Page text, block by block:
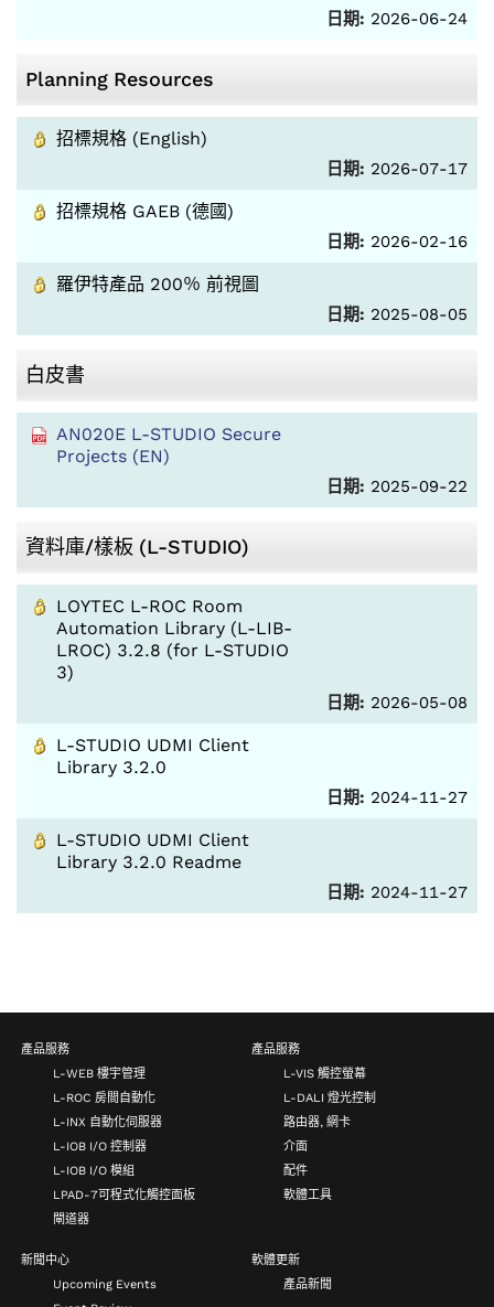
日期: 2026-06-24
Planning Resources
招標規格 (English)
日期: 2026-07-17
招標規格 GAEB (德國)
日期: 2026-02-16
羅伊特產品 200％ 前視圖
日期: 2025-08-05
白皮書
AN020E L-STUDIO Secure
Projects (EN)
日期: 2025-09-22
資料庫/樣板 (L-STUDIO)
LOYTEC L-ROC Room
Automation Library (L-LIB-
LROC) 3.2.8 (for L-STUDIO
3)
日期: 2026-05-08
L-STUDIO UDMI Client
Library 3.2.0
日期: 2024-11-27
L-STUDIO UDMI Client
Library 3.2.0 Readme
日期: 2024-11-27
產品服務
L-WEB 樓宇管理
L-ROC 房間自動化
L-INX 自動化伺服器
L-IOB I/O 控制器
L-IOB I/O 模組
LPAD-7可程式化觸控面板
閘道器
產品服務
L-VIS 觸控螢幕
L-DALI 燈光控制
路由器, 網卡
介面
配件
軟體工具
新聞中心
Upcoming Events
軟體更新
產品新聞